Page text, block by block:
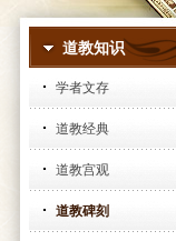
道教知识
学者文存
道教经典
道教宫观
道教碑刻